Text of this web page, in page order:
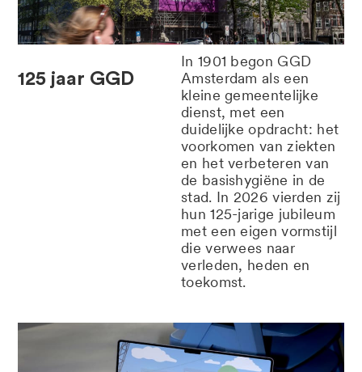
125 jaar GGD
In 1901 begon GGD
Amsterdam als een
kleine gemeentelijke
dienst, met een
duidelijke opdracht: het
voorkomen van ziekten
en het verbeteren van
de basishygiëne in de
stad. In 2026 vierden zij
hun 125-jarige jubileum
met een eigen vormstijl
die verwees naar
verleden, heden en
toekomst.